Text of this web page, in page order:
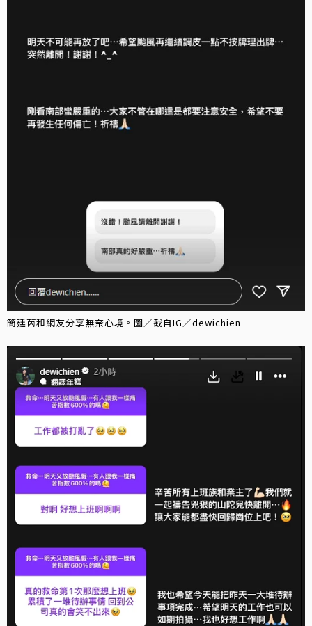
簡廷芮和網友分享無奈心境。圖／截自IG／dewichien